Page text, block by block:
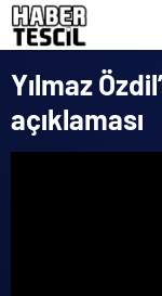
Yılmaz
açıklaması